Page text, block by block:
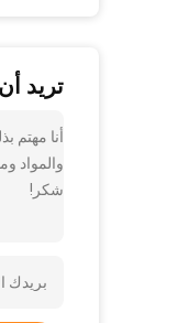
تريد
والمواد
شكر!